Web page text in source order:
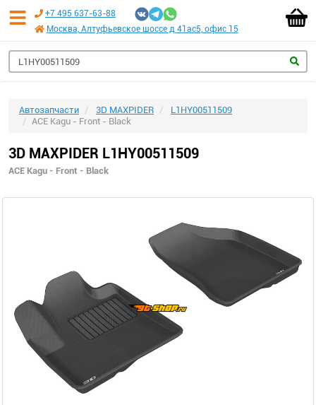
+7 495 637-63-88
Москва, Алтуфьевское шоссе д 41ас5, офис 15
Автозапчасти 3D MAXPIDER
L1HY00511509
ACE Kagu - Front - Black
3D MAXPIDER L1HY00511509
ACE Kagu - Front - Black